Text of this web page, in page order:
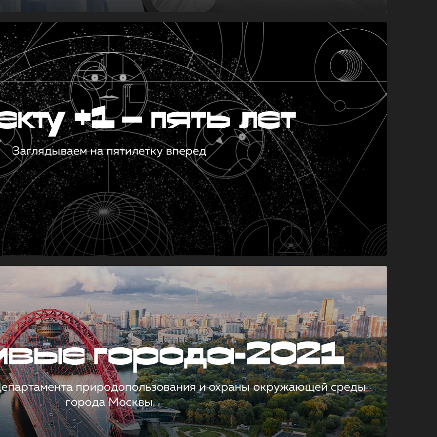
+1 — пять лет
Заглядываем на пятилетку вперед
города-2021
природопользования и охраны окружающей среды
города Москвы